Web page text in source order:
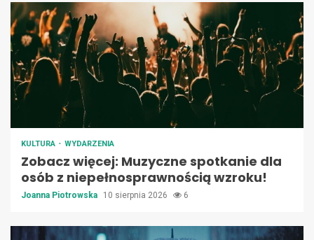
KULTURA WYDARZENIA
Zobacz więcej: Muzyczne spotkanie dla
osób z niepełnosprawnością wzroku!
Joanna Piotrowska 10 sierpnia 2026 6